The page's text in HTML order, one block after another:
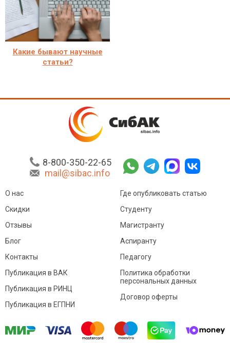
Какие бывают научные
статьи?
8-800-350-22-65
mail@sibac.info
О нас
Скидки
Отзывы
Блог
Контакты
Где опубликовать статью
Студенту
Магистранту
Аспиранту
Педагогу
Публикация в ВАК
Публикация в РИНЦ
Публикация в ЕГПНИ
Политика обработки
персональных данных
Договор оферты